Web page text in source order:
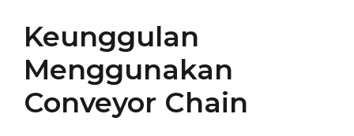
Keunggulan
Menggunakan
Conveyor Chain